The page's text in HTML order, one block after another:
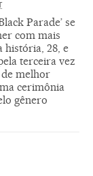
Parade’ se
com mais
história, 28, e
terceira vez
melhor
cerimônia
gênero